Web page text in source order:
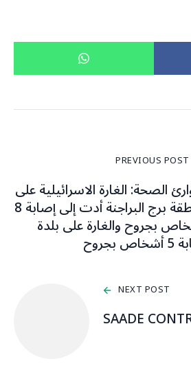
PREVIOUS POST
الصحة: الغارة الاسرائيلية على
منطقة برج البراجنة أدت إلى إصابة 8
بجروح والغارة على بلدة
NEXT POST
SAADE